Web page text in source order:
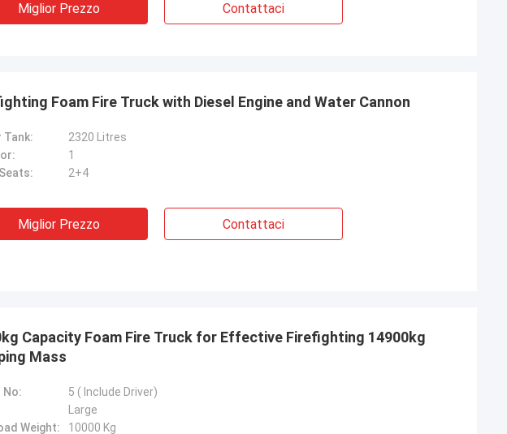
Miglior Prezzo Contattaci
Foam Fire Truck with Diesel Engine and Water Cannon
Tank:
2320 Litres
1
2+4
Miglior Prezzo Contattaci
Capacity Foam Fire Truck for Effective Firefighting 14900kg
Mass
No:
5 ( Include Driver)
Large
Weight:
10000 Kg